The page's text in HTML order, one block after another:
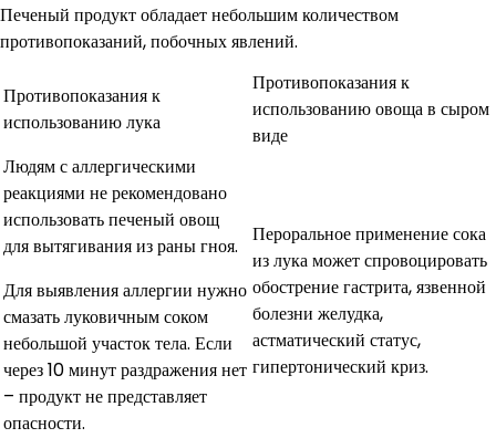
Печеный продукт обладает небольшим количеством
противопоказаний, побочных явлений.
Противопоказания к
использованию лука
Противопоказания к
использованию овоща в сыром
виде
Людям с аллергическими
реакциями не рекомендовано
использовать печеный овощ
для вытягивания из раны гноя.
Для выявления аллергии нужно
смазать луковичным соком
небольшой участок тела. Если
через 10 минут раздражения нет
– продукт не представляет
опасности.
Пероральное применение сока
из лука может спровоцировать
обострение гастрита, язвенной
болезни желудка,
астматический статус,
гипертонический криз.